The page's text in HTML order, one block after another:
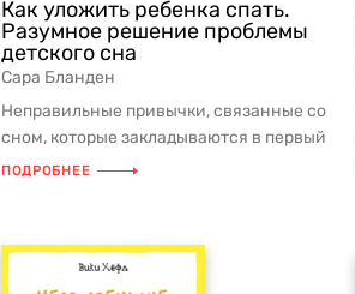
Как уложить ребенка спать.
Разумное решение проблемы
детского сна
Сара Бланден
Неправильные привычки, связанные со
сном, которые закладываются в первый
год жизни ребенка, могут со...
ПОДРОБНЕЕ